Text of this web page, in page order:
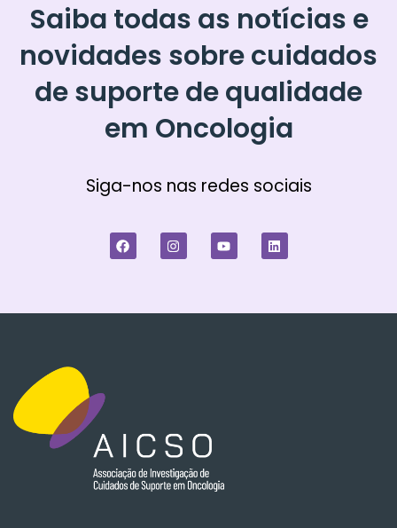
Saiba todas as notícias e
novidades sobre cuidados
de suporte de qualidade
em Oncologia
Siga-nos nas redes sociais